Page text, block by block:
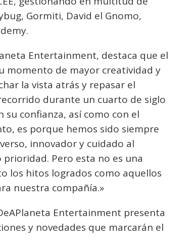
Gormiti, David el Gnomo,
Entertainment, destaca que el
momento de mayor creatividad y
la vista atrás y repasar el
durante un cuarto de siglo
confianza, así como con el
es porque hemos sido siempre
innovador y cuidado al
Pero esta no es una
los hitos logrados como aquellos
nuestra compañía.»
Entertainment presenta
y novedades que marcarán el